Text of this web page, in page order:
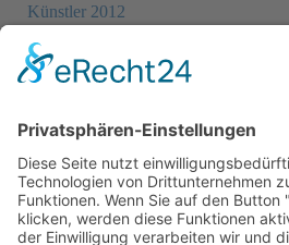
Künstler 2012
Künstler 2008
Künstler 2004
Alle Ausstellungsorte